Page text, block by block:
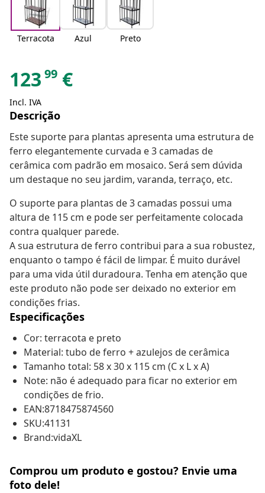
Terracota Azul Preto
123 99 €
Incl. IVA
Descrição
Este suporte para plantas apresenta uma estrutura de
ferro elegantemente curvada e 3 camadas de
cerâmica com padrão em mosaico. Será sem dúvida
um destaque no seu jardim, varanda, terraço, etc.
O suporte para plantas de 3 camadas possui uma
altura de 115 cm e pode ser perfeitamente colocada
contra qualquer parede.
A sua estrutura de ferro contribui para a sua robustez,
enquanto o tampo é fácil de limpar. É muito durável
para uma vida útil duradoura. Tenha em atenção que
este produto não pode ser deixado no exterior em
condições frias.
Especificações
Cor: terracota e preto
Material: tubo de ferro + azulejos de cerâmica
Tamanho total: 58 x 30 x 115 cm (C x L x A)
Note: não é adequado para ficar no exterior em
condições de frio.
EAN:8718475874560
SKU:41131
Brand:vidaXL
Comprou um produto e gostou? Envie uma
foto dele!